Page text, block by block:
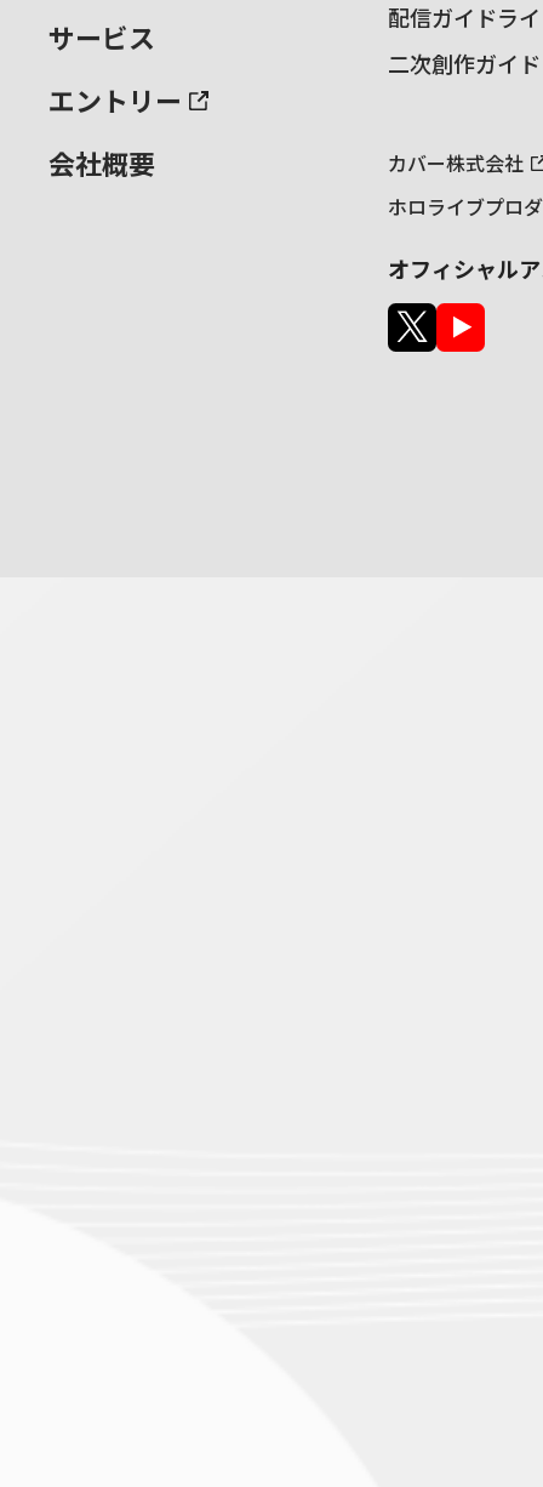
サービス
エントリー
会社概要
配信ガイドラ
二次創作ガイ
カバー株式会社
ホロライブプロ
オフィシャル